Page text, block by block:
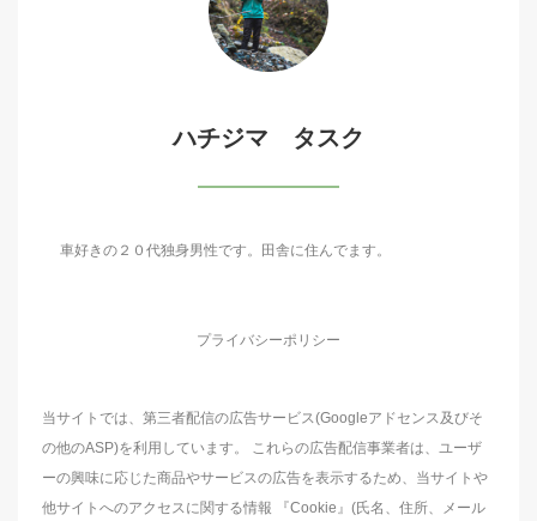
ハチジマ タスク
車好きの２０代独身男性です。田舎に住んでます。
プライバシーポリシー
当サイトでは、第三者配信の広告サービス(Googleアドセンス及びそ
の他のASP)を利用しています。 これらの広告配信事業者は、ユーザ
ーの興味に応じた商品やサービスの広告を表示するため、当サイトや
他サイトへのアクセスに関する情報 『Cookie』(氏名、住所、メール